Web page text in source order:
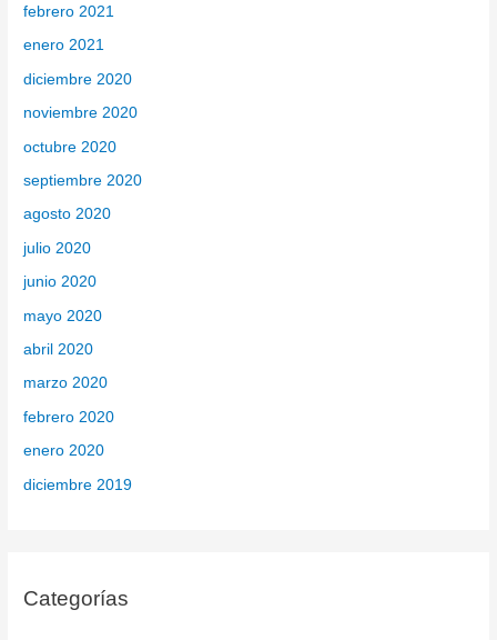
febrero 2021
enero 2021
diciembre 2020
noviembre 2020
octubre 2020
septiembre 2020
agosto 2020
julio 2020
junio 2020
mayo 2020
abril 2020
marzo 2020
febrero 2020
enero 2020
diciembre 2019
Categorías